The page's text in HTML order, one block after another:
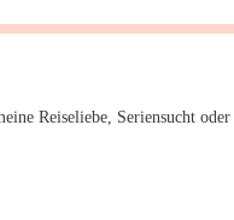
Reiseliebe, Seriensucht